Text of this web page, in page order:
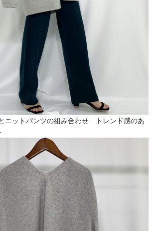
ニットパンツの組み合わせ トレンド感のあ